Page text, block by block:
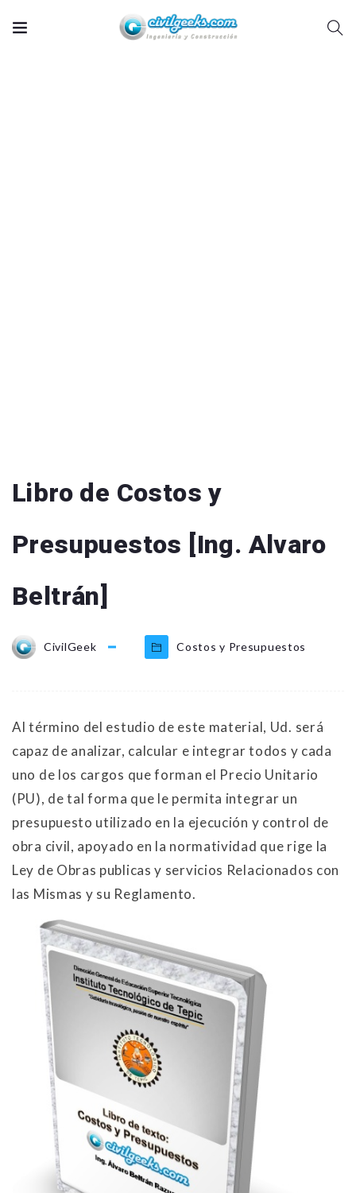
Libro de Costos y
Presupuestos [Ing. Alvaro
Beltrán]
CivilGeek Costos y Presupuestos
Al término del estudio de este material, Ud. será
capaz de analizar, calcular e integrar todos y cada
uno de los cargos que forman el Precio Unitario
(PU), de tal forma que le permita integrar un
presupuesto utilizado en la ejecución y control de
obra civil, apoyado en la normatividad que rige la
Ley de Obras publicas y servicios Relacionados con
las Mismas y su Reglamento.